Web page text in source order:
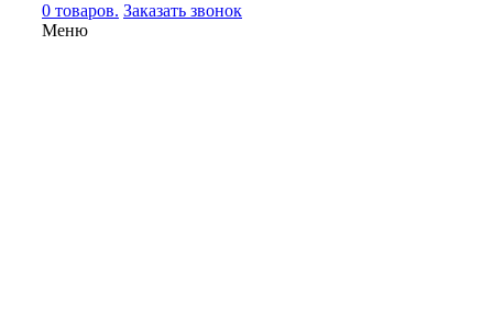
0 товаров. Заказать звонок
Меню